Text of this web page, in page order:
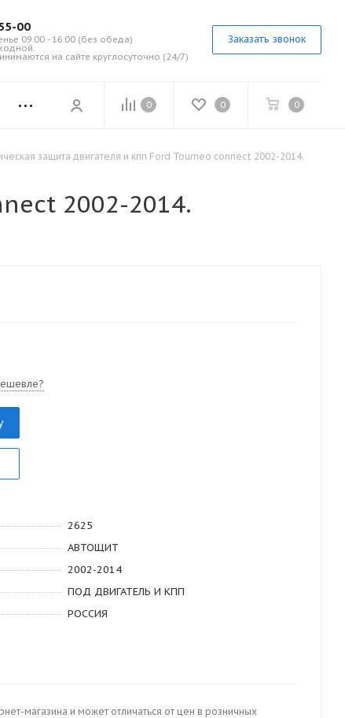
00
09:00 - 16:00 (без обеда)
на сайте круглосуточно (24/7)
Заказать звонок
0 0 0
защита двигателя и кпп Ford Tourneo connect 2002-2014.
2002-2014.
2625
АВТОЩИТ
2002-2014
ПОД ДВИГАТЕЛЬ И КПП
РОССИЯ
магазина и может отличаться от цен в розничных